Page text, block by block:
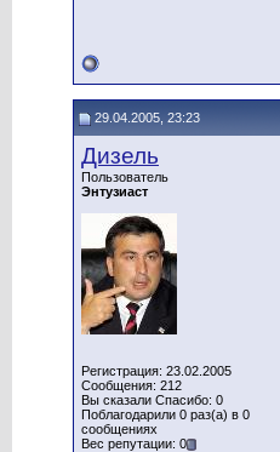
29.04.2005, 23:23
Дизель
Пользователь
Энтузиаст
Регистрация: 23.02.2005
Сообщения: 212
Вы сказали Спасибо: 0
Поблагодарили 0 раз(а) в 0
сообщениях
Вес репутации: 0